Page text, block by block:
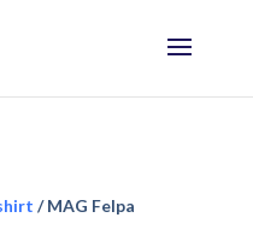
/ MAG Felpa